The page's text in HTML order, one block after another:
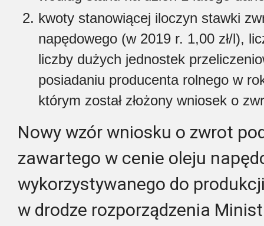
kwoty stanowiącej iloczyn stawki
napędowego (w 2019 r. 1,00 zł/l),
liczby dużych jednostek
posiadaniu producenta rolnego w
którym został złożony wniosek o
Nowy wzór wniosku o zwrot
zawartego w cenie oleju
wykorzystywanego do
w drodze rozporządzenia